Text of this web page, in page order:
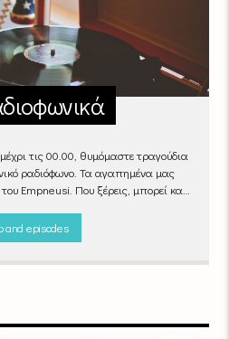
τις 00.00, θυμόμαστε τραγούδια
ραδιόφωνο. Τα αγαπημένα μας
Empneusi. Που ξέρεις, μπορεί και
στονEmpneusi 107 FM
and episodes